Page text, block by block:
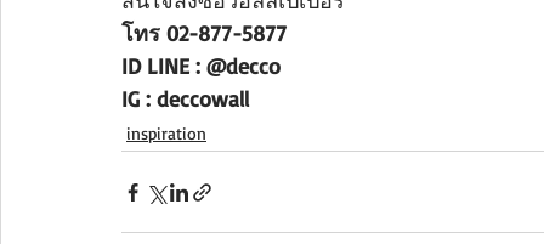
โทร 02-877-5877
ID LINE : @decco
IG : deccowall
inspiration